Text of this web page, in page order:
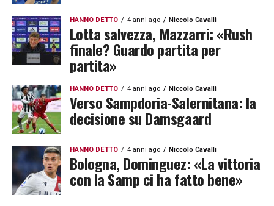
HANNO DETTO 4 anni ago Niccolo Cavalli
Lotta salvezza, Mazzarri: «Rush
finale? Guardo partita per
partita»
HANNO DETTO 4 anni ago Niccolo Cavalli
Verso Sampdoria-Salernitana: la
decisione su Damsgaard
HANNO DETTO 4 anni ago Niccolo Cavalli
Bologna, Dominguez: «La vittoria
con la Samp ci ha fatto bene»